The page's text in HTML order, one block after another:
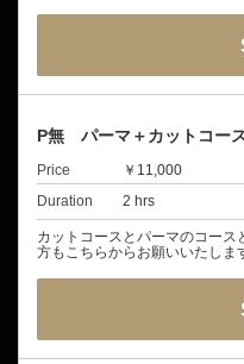
P無 パーマ＋カットコー
Price
￥11,000
Duration
2 hrs
カットコースとパーマのコー
方もこちらからお願いいたしま